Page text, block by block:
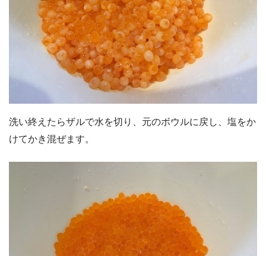
洗い終えたらザルで水を切り、元のボウルに戻し、塩をか
けてかき混ぜます。